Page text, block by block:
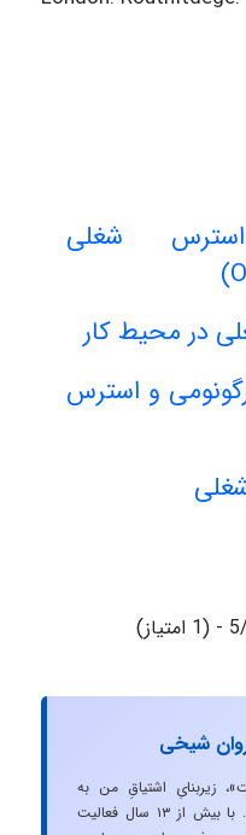
استرس شغلی
در محیط کار
و استرس
شیخی
زیربنایِ اشتیاقِ من به
دنیایِ HSE است. با بیش از ۱۳ سال فعالیت